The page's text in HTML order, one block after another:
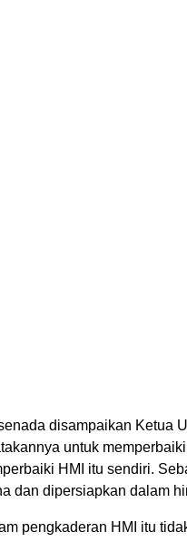
disampaikan Ketua
untuk
HMI itu sendiri.
dan dipersiapkan dalam
pengkaderan HMI itu